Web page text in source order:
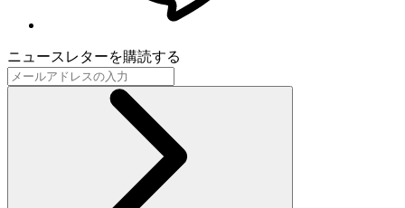
ニュースレターを購読する